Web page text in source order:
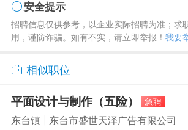
安全提示
招聘信息仅供参考，以企业实际招聘为准；求
用，谨防诈骗。如有不实，请立即举报！ 我要
相似职位
平面设计与制作（五险）
急聘
东台镇
东台市盛世天泽广告有限公司